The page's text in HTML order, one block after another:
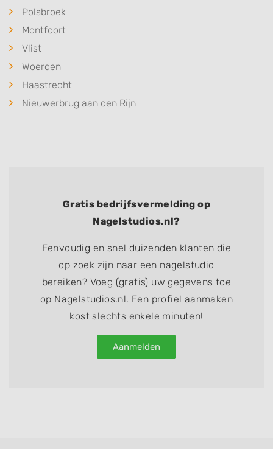
Polsbroek
Montfoort
Vlist
Woerden
Haastrecht
Nieuwerbrug aan den Rijn
Gratis bedrijfsvermelding op
Nagelstudios.nl?
Eenvoudig en snel duizenden klanten die
op zoek zijn naar een nagelstudio
bereiken? Voeg (gratis) uw gegevens toe
op Nagelstudios.nl. Een profiel aanmaken
kost slechts enkele minuten!
Aanmelden